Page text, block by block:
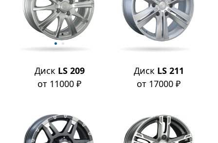
Диск LS 209
от 11000 ₽
Диск LS 211
от 17000 ₽